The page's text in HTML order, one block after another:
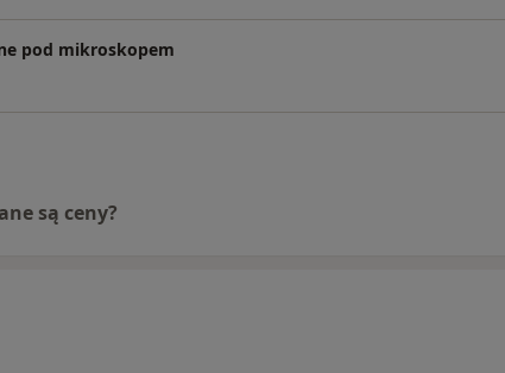
pod mikroskopem
są ceny?